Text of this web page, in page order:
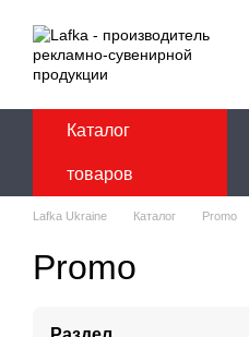
Каталог
товаров
Lafka Ukraine Каталог Promo
Promo